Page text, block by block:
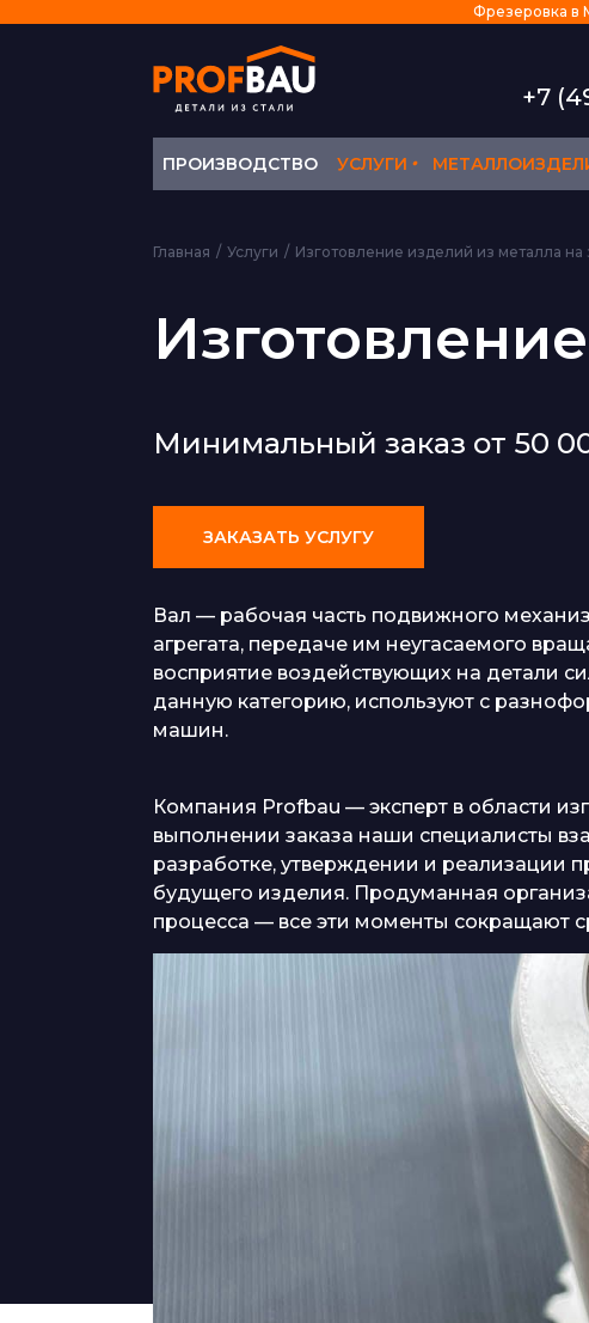
Фрезеровка в
+7
ПРОИЗВОДСТВО УСЛУГИ •
Главная Услуги Изготовление изделий из металла на
Минимальный заказ от 50
ЗАКАЗАТЬ УСЛУГУ
Вал — рабочая часть подвижного
агрегата, передаче им неугасаемого
восприятие воздействующих на детали
данную категорию, используют с
машин.
Компания Profbau — эксперт в области
выполнении заказа наши специалисты
разработке, утверждении и реализации
будущего изделия. Продуманная
процесса — все эти моменты сокращают